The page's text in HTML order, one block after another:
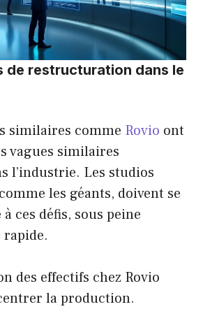
de restructuration dans le
similaires comme Rovio ont
vagues similaires
l’industrie. Les studios
les géants, doivent se
ces défis, sous peine
rapide.
des effectifs chez Rovio
la production.